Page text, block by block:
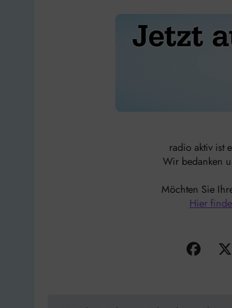
radio aktiv ist
Wir bedanken
Möchten Sie
Hier